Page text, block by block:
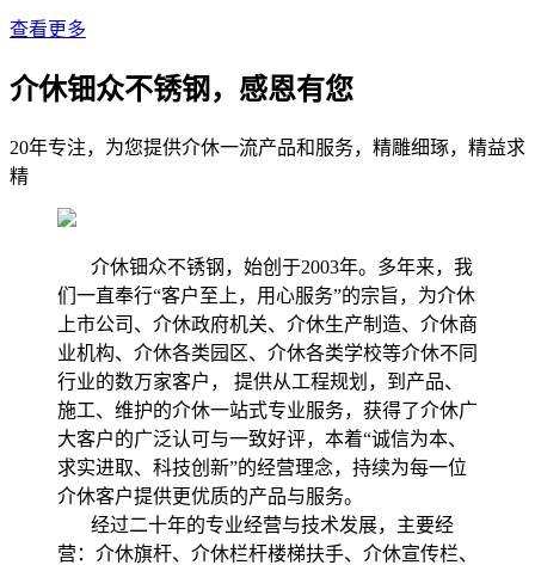
查看更多
介休钿众不锈钢，感恩有您
20年专注，为您提供介休一流产品和服务，精雕细琢，精益求
精
介休钿众不锈钢，始创于2003年。多年来，我
们一直奉行“客户至上，用心服务”的宗旨，为介休
上市公司、介休政府机关、介休生产制造、介休商
业机构、介休各类园区、介休各类学校等介休不同
行业的数万家客户， 提供从工程规划，到产品、
施工、维护的介休一站式专业服务，获得了介休广
大客户的广泛认可与一致好评，本着“诚信为本、
求实进取、科技创新”的经营理念，持续为每一位
介休客户提供更优质的产品与服务。
经过二十年的专业经营与技术发展，主要经
营：介休旗杆、介休栏杆楼梯扶手、介休宣传栏、